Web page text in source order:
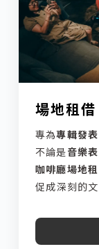
場地租借
專為專輯發
不論是音樂
咖啡廳場地
促成深刻的文